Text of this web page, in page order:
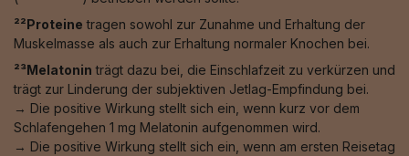
²²Proteine tragen sowohl zur Zunahme und Erhaltung der
Muskelmasse als auch zur Erhaltung normaler Knochen bei.
²³Melatonin trägt dazu bei, die Einschlafzeit zu verkürzen und
trägt zur Linderung der subjektiven Jetlag-Empfindung bei.
→ Die positive Wirkung stellt sich ein, wenn kurz vor dem
Schlafengehen 1 mg Melatonin aufgenommen wird.
→ Die positive Wirkung stellt sich ein, wenn am ersten Reisetag